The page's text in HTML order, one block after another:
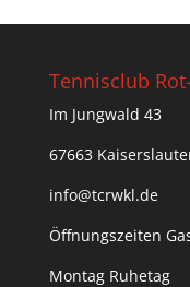
Tennisclub
Im Jungwald 43
67663
info@tcrwkl.de
Öffnungszeiten
Montag Ruhetag